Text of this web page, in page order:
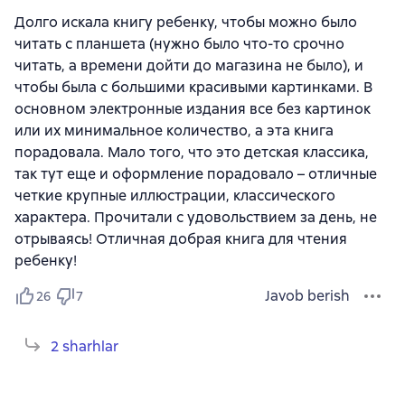
Долго искала книгу ребенку, чтобы можно было
читать с планшета (нужно было что-то срочно
читать, а времени дойти до магазина не было), и
чтобы была с большими красивыми картинками. В
основном электронные издания все без картинок
или их минимальное количество, а эта книга
порадовала. Мало того, что это детская классика,
так тут еще и оформление порадовало – отличные
четкие крупные иллюстрации, классического
характера. Прочитали с удовольствием за день, не
отрываясь! Отличная добрая книга для чтения
ребенку!
26 7 Javob berish
2 sharhlar